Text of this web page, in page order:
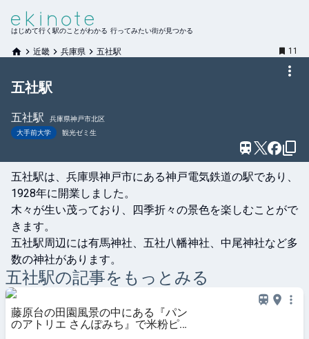
はじめて行く駅のことがわかる 行ってみたい街が見つかる
近畿 兵庫県 五社駅 11
五社駅
五社駅
兵庫県神戸市北区
大手前大学
観光ゼミ生
五社駅は、兵庫県神戸市にある神戸電気鉄道の駅であり、
1928年に開業しました。
木々が生い茂っており、四季折々の景色を楽しむことがで
きます。
五社駅周辺には有馬神社、五社八幡神社、中尾神社など多
数の神社があります。
五社駅の記事をもっとみる
藤原台の田園風景の中にある『パン
のアトリエ さんぽみち』で米粉ピ